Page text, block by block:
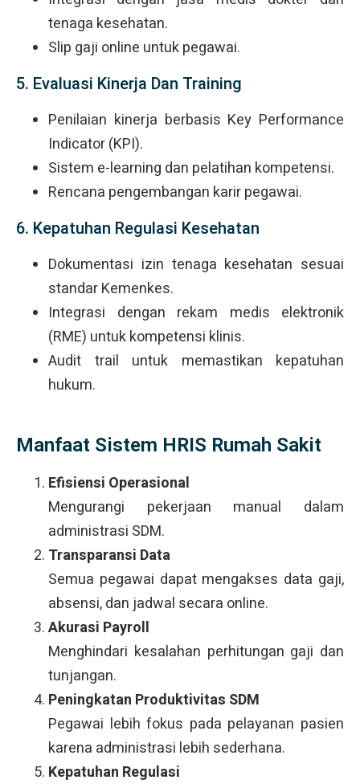
tenaga kesehatan.
Slip gaji online untuk pegawai.
5. Evaluasi Kinerja Dan Training
Penilaian kinerja berbasis Key Performance
Indicator (KPI).
Sistem e-learning dan pelatihan kompetensi.
Rencana pengembangan karir pegawai.
6. Kepatuhan Regulasi Kesehatan
Dokumentasi izin tenaga kesehatan sesuai
standar Kemenkes.
Integrasi dengan rekam medis elektronik
(RME) untuk kompetensi klinis.
Audit trail untuk memastikan kepatuhan
hukum.
Manfaat Sistem HRIS Rumah Sakit
Efisiensi Operasional
Mengurangi pekerjaan manual dalam
administrasi SDM.
Transparansi Data
Semua pegawai dapat mengakses data gaji,
absensi, dan jadwal secara online.
Akurasi Payroll
Menghindari kesalahan perhitungan gaji dan
tunjangan.
Peningkatan Produktivitas SDM
Pegawai lebih fokus pada pelayanan pasien
karena administrasi lebih sederhana.
Kepatuhan Regulasi